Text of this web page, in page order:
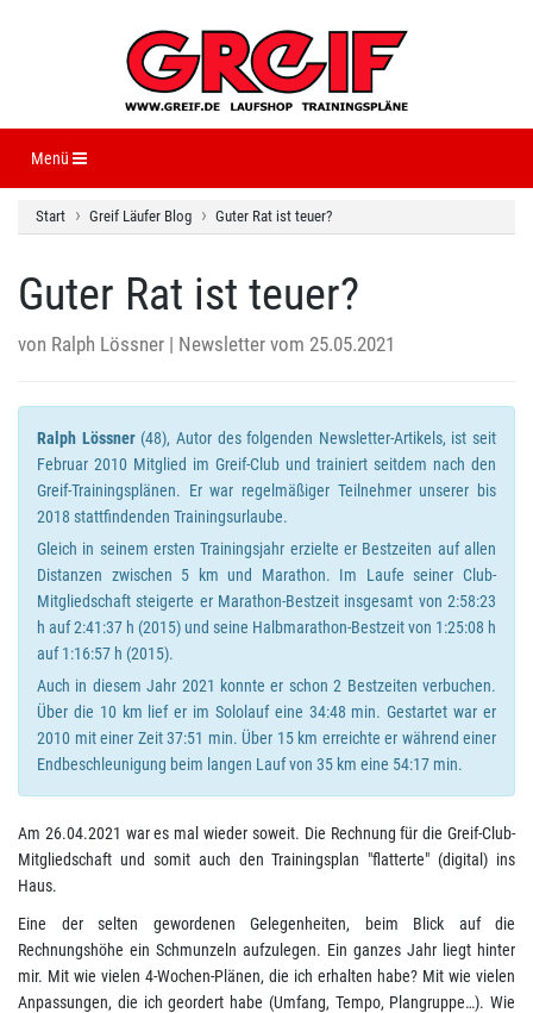
Menü Navigation ein-/ausblenden
Start Greif Läufer Blog Guter Rat ist teuer?
Guter Rat ist teuer?
von Ralph Lössner | Newsletter vom 25.05.2021
Ralph Lössner(48), Autor des folgenden Newsletter-Artikels, ist seit
Februar 2010 Mitglied im Greif-Club und trainiert seitdem nach den
Greif-Trainingsplänen. Er war regelmäßiger Teilnehmer unserer bis
2018 stattfindenden Trainingsurlaube.
Gleich in seinem ersten Trainingsjahr erzielte er Bestzeiten auf allen
Distanzen zwischen 5 km und Marathon. Im Laufe seiner Club-
Mitgliedschaft steigerte er Marathon-Bestzeit insgesamt von 2:58:23
h auf 2:41:37 h (2015) und seine Halbmarathon-Bestzeit von 1:25:08 h
auf 1:16:57 h (2015).
Auch in diesem Jahr 2021 konnte er schon 2 Bestzeiten verbuchen.
Über die 10 km lief er im Sololauf eine 34:48 min. Gestartet war er
2010 mit einer Zeit 37:51 min. Über 15 km erreichte er während einer
Endbeschleunigung beim langen Lauf von 35 km eine 54:17 min.
Am 26.04.2021 war es mal wieder soweit. Die Rechnung für die Greif-Club-
Mitgliedschaft und somit auch den Trainingsplan "flatterte" (digital) ins
Haus.
Eine der selten gewordenen Gelegenheiten, beim Blick auf die
Rechnungshöhe ein Schmunzeln aufzulegen. Ein ganzes Jahr liegt hinter
mir. Mit wie vielen 4-Wochen-Plänen, die ich erhalten habe? Mit wie vielen
Anpassungen, die ich geordert habe (Umfang, Tempo, Plangruppe…). Wie